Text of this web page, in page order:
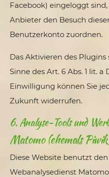
Facebook) eingeloggt
Anbieter den Besuch
Benutzerkonto zuordnen.
Das Aktivieren des
Sinne des Art. 6 Abs. 1 lit. a
Einwilligung können Sie
Zukunft widerrufen.
6. Analyse-Tools und
Matomo (ehemals
Diese Website benutzt
Webanalysedienst